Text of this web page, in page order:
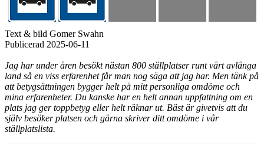
Text & bild Gomer Swahn
Publicerad 2025-06-11
Jag har under åren besökt nästan 800 ställplatser runt vårt avlånga
land så en viss erfarenhet får man nog säga att jag har. Men tänk på
att betygsättningen bygger helt på mitt personliga omdöme och
mina erfarenheter. Du kanske har en helt annan uppfattning om en
plats jag ger toppbetyg eller helt räknar ut. Bäst är givetvis att du
själv besöker platsen och gärna skriver ditt omdöme i vår
ställplatslista.